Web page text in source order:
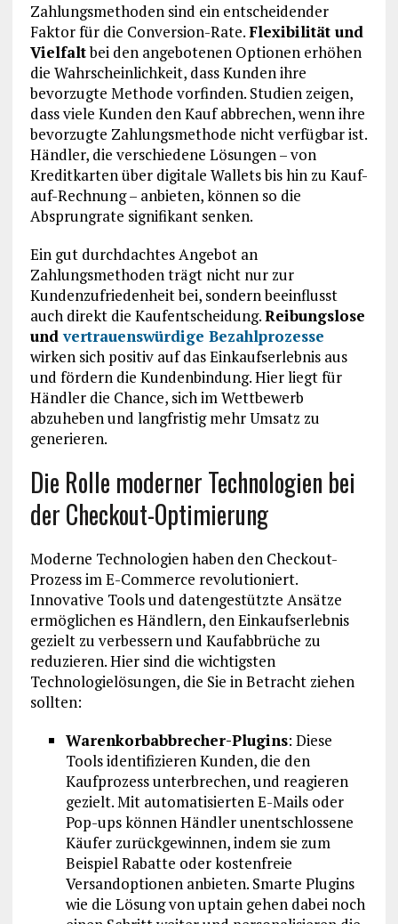
Zahlungsmethoden sind ein entscheidender
Faktor für die Conversion-Rate.Flexibilität und
Vielfaltbei den angebotenen Optionen erhöhen
die Wahrscheinlichkeit, dass Kunden ihre
bevorzugte Methode vorfinden. Studien zeigen,
dass viele Kunden den Kauf abbrechen, wenn ihre
bevorzugte Zahlungsmethode nicht verfügbar ist.
Händler, die verschiedene Lösungen – von
Kreditkarten über digitale Wallets bis hin zu Kauf-
auf-Rechnung – anbieten, können so die
Absprungrate signifikant senken.
Ein gut durchdachtes Angebot an
Zahlungsmethoden trägt nicht nur zur
Kundenzufriedenheit bei, sondern beeinflusst
auch direkt die Kaufentscheidung.Reibungslose
undvertrauenswürdige Bezahlprozesse
wirken sich positiv auf das Einkaufserlebnis aus
und fördern die Kundenbindung. Hier liegt für
Händler die Chance, sich im Wettbewerb
abzuheben und langfristig mehr Umsatz zu
generieren.
Die Rolle moderner Technologien bei
der Checkout-Optimierung
Moderne Technologien haben den Checkout-
Prozess im E-Commerce revolutioniert.
Innovative Tools und datengestützte Ansätze
ermöglichen es Händlern, den Einkaufserlebnis
gezielt zu verbessern und Kaufabbrüche zu
reduzieren. Hier sind die wichtigsten
Technologielösungen, die Sie in Betracht ziehen
sollten:
Warenkorbabbrecher-Plugins: Diese
Tools identifizieren Kunden, die den
Kaufprozess unterbrechen, und reagieren
gezielt. Mit automatisierten E-Mails oder
Pop-ups können Händler unentschlossene
Käufer zurückgewinnen, indem sie zum
Beispiel Rabatte oder kostenfreie
Versandoptionen anbieten. Smarte Plugins
wie die Lösung von uptain gehen dabei noch